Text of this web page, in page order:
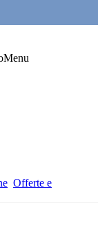
Menu
Offerte e